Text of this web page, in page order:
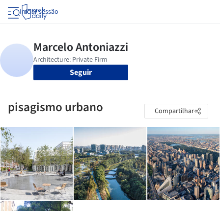
Iniciar sessão
Seguir
pisagismo urbano Compartilhar